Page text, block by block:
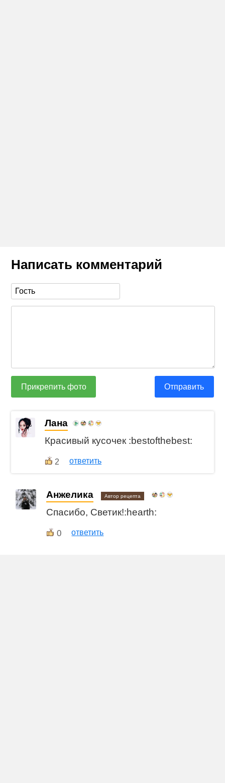
Написать комментарий
Прикрепить фото Отправить
Лана
Красивый кусочек :bestofthebest:
2 ответить
Анжелика Автор рецепта
Спасибо, Светик!:hearth:
0 ответить